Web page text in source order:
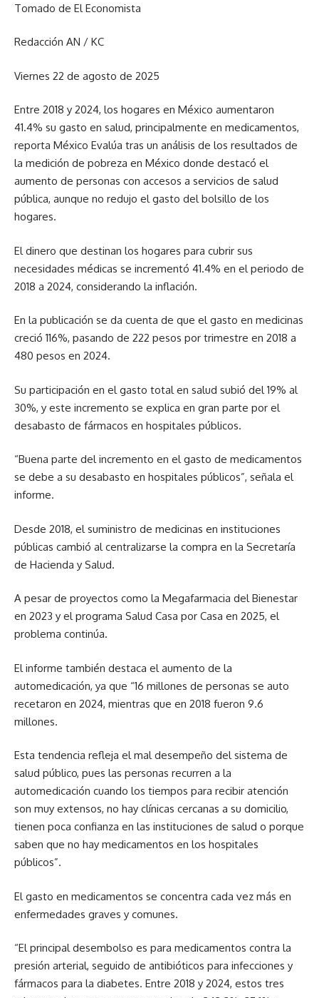
Tomado de El Economista
Redacción AN / KC
Viernes 22 de agosto de 2025
Entre 2018 y 2024, los hogares en México aumentaron
41.4% su gasto en salud, principalmente en medicamentos,
reporta México Evalúa tras un análisis de los resultados de
la medición de pobreza en México donde destacó el
aumento de personas con accesos a servicios de salud
pública, aunque no redujo el gasto del bolsillo de los
hogares.
El dinero que destinan los hogares para cubrir sus
necesidades médicas se incrementó 41.4% en el periodo de
2018 a 2024, considerando la inflación.
En la publicación se da cuenta de que el gasto en medicinas
creció 116%, pasando de 222 pesos por trimestre en 2018 a
480 pesos en 2024.
Su participación en el gasto total en salud subió del 19% al
30%, y este incremento se explica en gran parte por el
desabasto de fármacos en hospitales públicos.
“Buena parte del incremento en el gasto de medicamentos
se debe a su desabasto en hospitales públicos”, señala el
informe.
Desde 2018, el suministro de medicinas en instituciones
públicas cambió al centralizarse la compra en la Secretaría
de Hacienda y Salud.
A pesar de proyectos como la Megafarmacia del Bienestar
en 2023 y el programa Salud Casa por Casa en 2025, el
problema continúa.
El informe también destaca el aumento de la
automedicación, ya que “16 millones de personas se auto
recetaron en 2024, mientras que en 2018 fueron 9.6
millones.
Esta tendencia refleja el mal desempeño del sistema de
salud público, pues las personas recurren a la
automedicación cuando los tiempos para recibir atención
son muy extensos, no hay clínicas cercanas a su domicilio,
tienen poca confianza en las instituciones de salud o porque
saben que no hay medicamentos en los hospitales
públicos”.
El gasto en medicamentos se concentra cada vez más en
enfermedades graves y comunes.
“El principal desembolso es para medicamentos contra la
presión arterial, seguido de antibióticos para infecciones y
fármacos para la diabetes. Entre 2018 y 2024, estos tres